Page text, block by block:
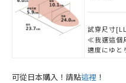
試穿尺寸
≪我選這個
適度にゆと
可從日本購入！請點這裡 ！